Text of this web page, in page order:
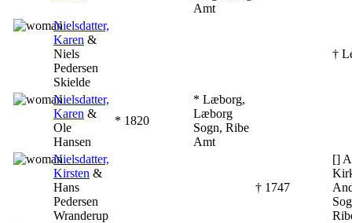
Amt
Nielsdatter,
Karen &
Niels
Pedersen
Skielde
†
Nielsdatter,
Karen &
Ole
Hansen
* ‎1820
* Læborg,
Læborg
Sogn, Ribe
Amt
Nielsdatter,
Kirsten &
Hans
Pedersen
Wranderup
† ‎1747
[]